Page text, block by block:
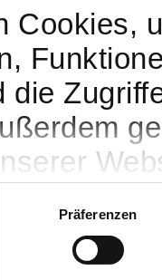
Cookies,
die
diese
Präferenzen